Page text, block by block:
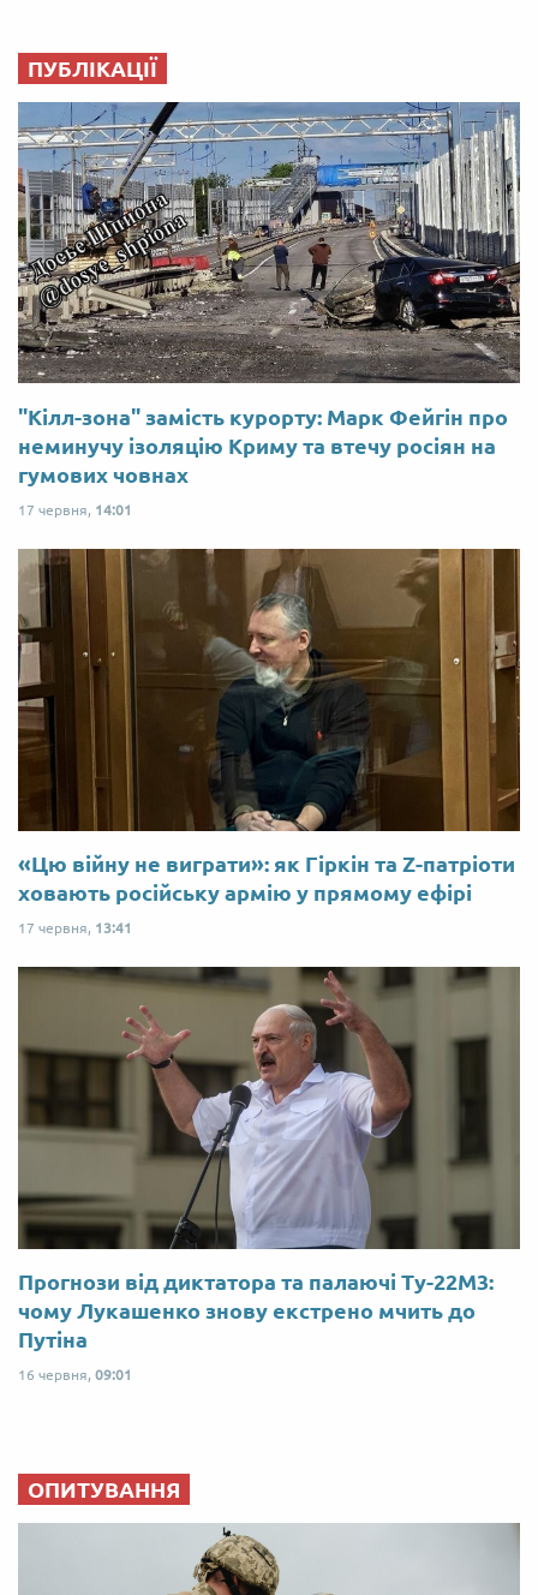
ПУБЛІКАЦІЇ
"Кілл-зона" замість курорту: Марк Фейгін про
неминучу ізоляцію Криму та втечу росіян на
гумових човнах
17 червня, 14:01
«Цю війну не виграти»: як Гіркін та Z-патріоти
ховають російську армію у прямому ефірі
17 червня, 13:41
Прогнози від диктатора та палаючі Ту-22М3:
чому Лукашенко знову екстрено мчить до
Путіна
16 червня, 09:01
ОПИТУВАННЯ